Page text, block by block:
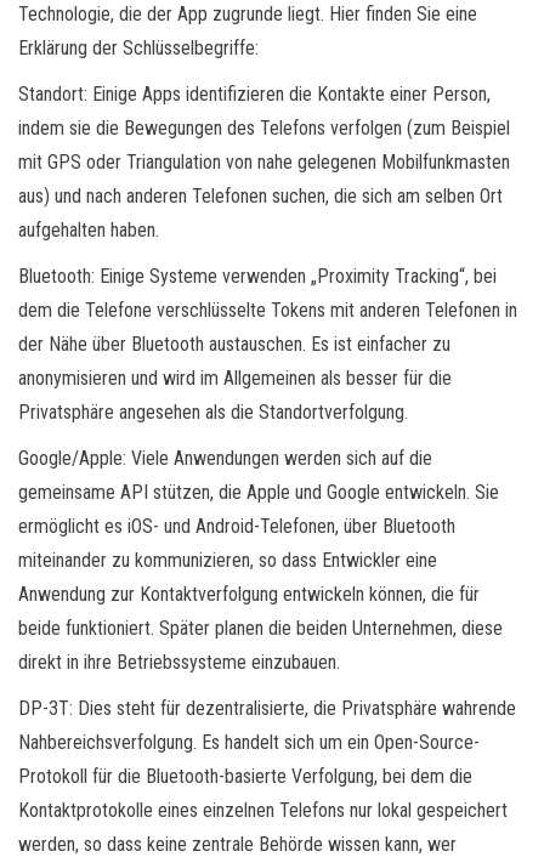
Technologie, die der App zugrunde liegt. Hier finden Sie eine
Erklärung der Schlüsselbegriffe:
Standort: Einige Apps identifizieren die Kontakte einer Person,
indem sie die Bewegungen des Telefons verfolgen (zum Beispiel
mit GPS oder Triangulation von nahe gelegenen Mobilfunkmasten
aus) und nach anderen Telefonen suchen, die sich am selben Ort
aufgehalten haben.
Bluetooth: Einige Systeme verwenden „Proximity Tracking“, bei
dem die Telefone verschlüsselte Tokens mit anderen Telefonen in
der Nähe über Bluetooth austauschen. Es ist einfacher zu
anonymisieren und wird im Allgemeinen als besser für die
Privatsphäre angesehen als die Standortverfolgung.
Google/Apple: Viele Anwendungen werden sich auf die
gemeinsame API stützen, die Apple und Google entwickeln. Sie
ermöglicht es iOS- und Android-Telefonen, über Bluetooth
miteinander zu kommunizieren, so dass Entwickler eine
Anwendung zur Kontaktverfolgung entwickeln können, die für
beide funktioniert. Später planen die beiden Unternehmen, diese
direkt in ihre Betriebssysteme einzubauen.
DP-3T: Dies steht für dezentralisierte, die Privatsphäre wahrende
Nahbereichsverfolgung. Es handelt sich um ein Open-Source-
Protokoll für die Bluetooth-basierte Verfolgung, bei dem die
Kontaktprotokolle eines einzelnen Telefons nur lokal gespeichert
werden, so dass keine zentrale Behörde wissen kann, wer